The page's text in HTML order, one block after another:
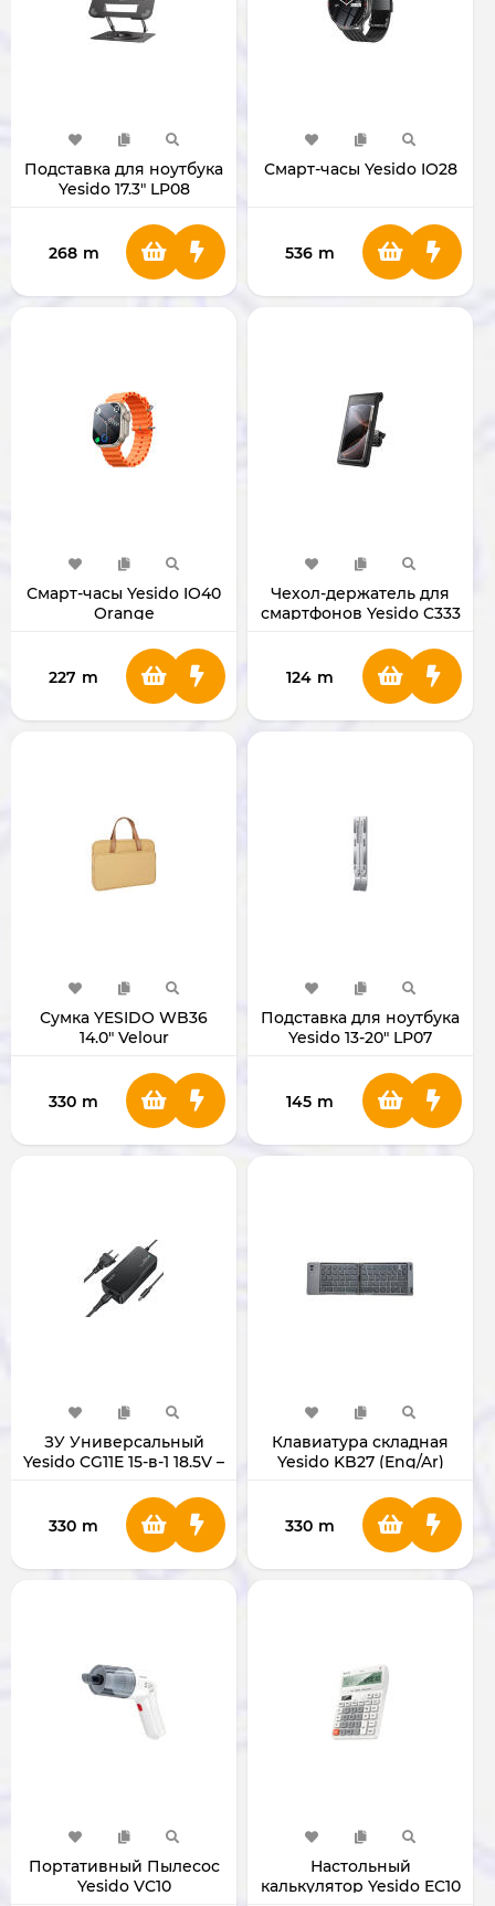
Подставка для ноутбука
Yesido 17.3" LP08
268 m
Смарт-часы Yesido IO28
536 m
Смарт-часы Yesido IO40
Orange
227 m
Чехол-держатель для
смартфонов Yesido C333
124 m
Сумка YESIDO WB36
14.0" Velour
330 m
Подставка для ноутбука
Yesido 13-20" LP07
145 m
ЗУ Универсальный
Yesido CG11E 15-в-1 18.5V –
330 m
Клавиатура складная
Yesido KB27 (Eng/Ar)
330 m
Портативный Пылесос
Yesido VC10
Настольный
калькулятор Yesido EC10